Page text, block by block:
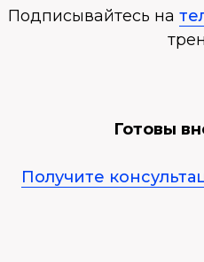
Подписывайтесь на
Готовы
Получите